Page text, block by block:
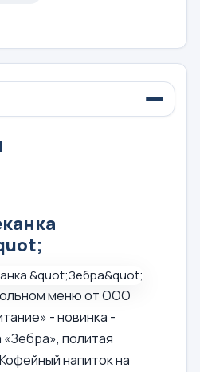
меню от ООО
- новинка -
политая
напиток на